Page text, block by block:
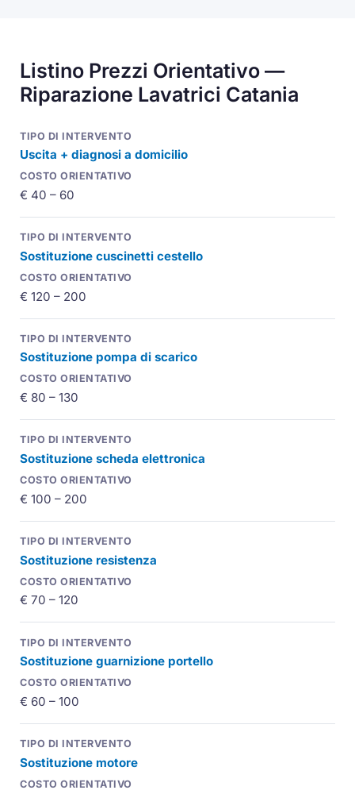
Listino Prezzi Orientativo —
Riparazione Lavatrici Catania
Uscita + diagnosi a domicilio
€ 40 – 60
Sostituzione cuscinetti cestello
€ 120 – 200
Sostituzione pompa di scarico
€ 80 – 130
Sostituzione scheda elettronica
€ 100 – 200
Sostituzione resistenza
€ 70 – 120
Sostituzione guarnizione portello
€ 60 – 100
Sostituzione motore